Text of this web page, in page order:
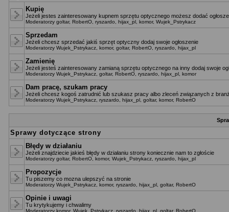
Kupię
Jeżeli jestes zainteresowany kupnem sprzętu optycznego możesz dodać
Moderatorzy goltar, RobertO ryszardo hijax_pl komor, Wujek_Pstrykacz
Sprzedam
Jeżeli chcesz sprzedać jakiś sprzęt optyczny dodaj swoje ogłoszenie
Moderatorzy Wujek_Pstrykacz komor, goltar, RobertO ryszardo hijax_pl
Zamienię
Jeżeli jesteś zainteresowany zamianą sprzętu optycznego na inny dodaj swoje
Moderatorzy Wujek_Pstrykacz goltar, RobertO ryszardo hijax_pl komor
Dam pracę, szukam pracy
Jeżeli chcesz kogoś zatrudnić lub szukasz pracy albo zleceń związanych z
Moderatorzy Wujek_Pstrykacz ryszardo hijax_pl goltar, komor, RobertO
Sprawy dotyczące strony
Błędy w działaniu
Jeżeli znajdziecie jakieś błędy w działaniu strony koniecznie nam to zgłoście
Moderatorzy goltar, RobertO komor, Wujek_Pstrykacz ryszardo hijax_pl
Propozycje
Tu piszemy co mozna ulepszyć na stronie
Moderatorzy Wujek_Pstrykacz komor, ryszardo hijax_pl goltar, RobertO
Opinie i uwagi
Tu krytykujemy i chwalimy
Moderatorzy komor, Wujek_Pstrykacz ryszardo hijax_pl goltar, RobertO